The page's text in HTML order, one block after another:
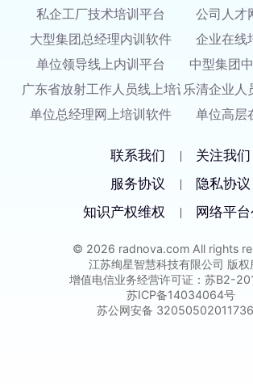
私企工厂技术培训平台
公司人才
大型集团总经理内训软件
企业在线
单位领导线上内训平台
中型集团
广东省放射工作人员线上培训与考核平台
乐清企业人
单位总经理网上培训软件
单位高层
联系我们 |
关注我们
服务协议
|
隐私协议
知识产权维权
| 网络平
© 2026 radnova.com All rights
江苏绚星智慧科技有限公司 版权
增值电信业务经营许可证：苏B2-
苏ICP备14034064号
苏公网安备